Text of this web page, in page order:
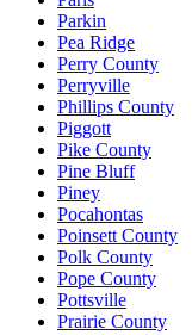
Parkin
Pea Ridge
Perry County
Perryville
Phillips County
Piggott
Pike County
Pine Bluff
Piney
Pocahontas
Poinsett County
Polk County
Pope County
Pottsville
Prairie County